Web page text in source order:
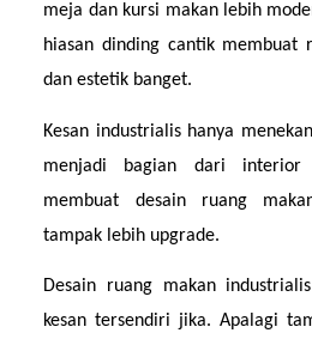
meja dan kursi makan lebih
hiasan dinding cantik membuat
dan estetik banget.
Kesan industrialis hanya
menjadi bagian dari
membuat desain ruang
tampak lebih upgrade.
Desain ruang makan
kesan tersendiri jika. Apalagi